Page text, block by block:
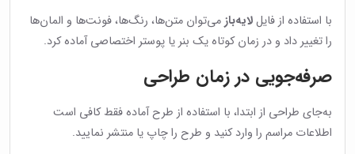
با استفاده از فایللایه‌بازمی‌توان متن‌ها، رنگ‌ها، فونت‌ها و المان‌ها
را تغییر داد و در زمان کوتاه یک بنر یا پوستر اختصاصی آماده کرد.
صرفه‌جویی در زمان طراحی
به‌جای طراحی از ابتدا، با استفاده از طرح آماده فقط کافی است
اطلاعات مراسم را وارد کنید و طرح را چاپ یا منتشر نمایید.